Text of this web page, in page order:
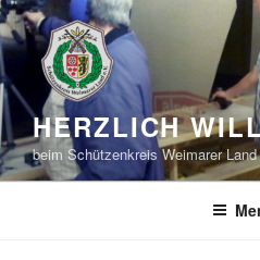
Zum
Inhalt
springen
HERZLICH
beim Schützenkreis Weimarer